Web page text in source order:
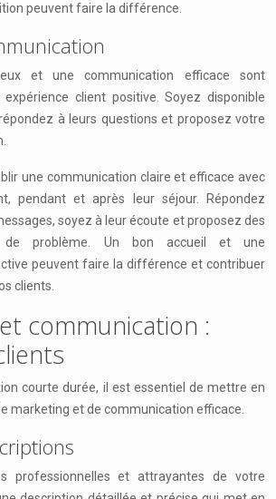
peuvent faire la différence.
et une communication efficace sont
client positive. Soyez disponible
à leurs questions et proposez votre
une communication claire et efficace avec
pendant et après leur séjour. Répondez
soyez à leur écoute et proposez des
problème. Un bon accueil et une
peuvent faire la différence et contribuer
clients.
communication :
courte durée, il est essentiel de mettre en
marketing et de communication efficace.
professionnelles et attrayantes de votre